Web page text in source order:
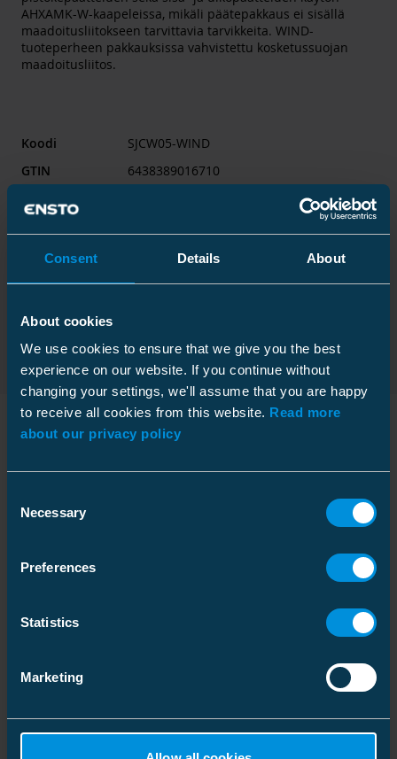
Consent Details About
About cookies
We use cookies to ensure that we give you the best
experience on our website. If you continue without
changing your settings, we'll assume that you are happy
to receive all cookies from this website. Read more
about our privacy policy
Selection
Necessary
Preferences
Statistics
Marketing
AHXAMK-W-kaapeleissa, mikäli päätepakkaus ei sisällä
maadoitusliitokseen tarvittavia tarvikkeita. WIND-
tuoteperheen pakkauksissa vahvistettu kosketussuojan
maadoitusliitos.
Koodi
SJCW05-WIND
GTIN
6438389016710
AHXAMK-W maadoituspakkaus 20,8/36
(42) kV, 3x1 johdin 300-630 mm²
Sähkönumero
Tuote PDF Ota yhteys myyjään
Tekniset tiedot
Mitat
2.44 kg
Pakkaustiedot